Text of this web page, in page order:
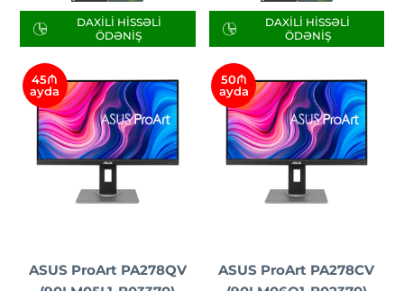
DAXILI HISSƏLI
ÖDƏNIŞ
DAXILI HISSƏLI
ÖDƏNIŞ
45₼
ayda
ASUS ProArt PA278QV
50₼
ayda
ASUS ProArt PA278CV